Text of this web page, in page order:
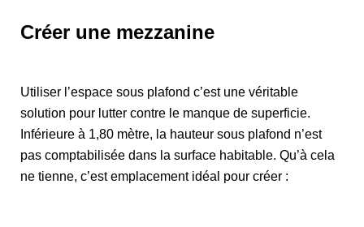
Créer une mezzanine
Utiliser l’espace sous plafond c’est une véritable
solution pour lutter contre le manque de superficie.
Inférieure à 1,80 mètre, la hauteur sous plafond n’est
pas comptabilisée dans la surface habitable. Qu’à cela
ne tienne, c’est emplacement idéal pour créer :